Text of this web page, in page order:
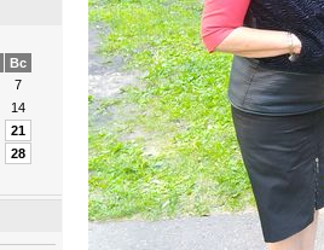
Вс
7
14
21
28